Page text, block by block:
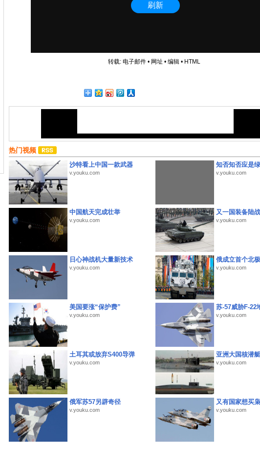
转载: 电子邮件• 网址 • 编辑• HTML
热门视频
沙特看上中国一款武器
v.youku.com
知否知否应是
v.youku.com
中国航天完成壮举
v.youku.com
又一国装备陆
v.youku.com
日心神战机大量新技术
v.youku.com
俄成立首个北
v.youku.com
美国要涨“保护费”
v.youku.com
苏-57威胁F-22
v.youku.com
土耳其或放弃S400导弹
v.youku.com
亚洲大国核潜
v.youku.com
俄军苏57另辟奇径
v.youku.com
又有国家想买
v.youku.com